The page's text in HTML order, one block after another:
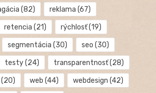
(82) reklama (67)
retencia (21) rýchlosť(19)
segmentácia (30) seo (30)
testy(24) transparentnosť(28)
(20) web (44) webdesign (42)